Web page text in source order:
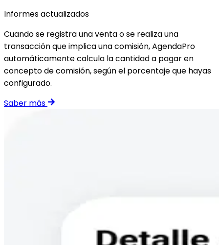
Informes actualizados
Cuando se registra una venta o se realiza una
transacción que implica una comisión, AgendaPro
automáticamente calcula la cantidad a pagar en
concepto de comisión, según el porcentaje que hayas
configurado.
Saber más